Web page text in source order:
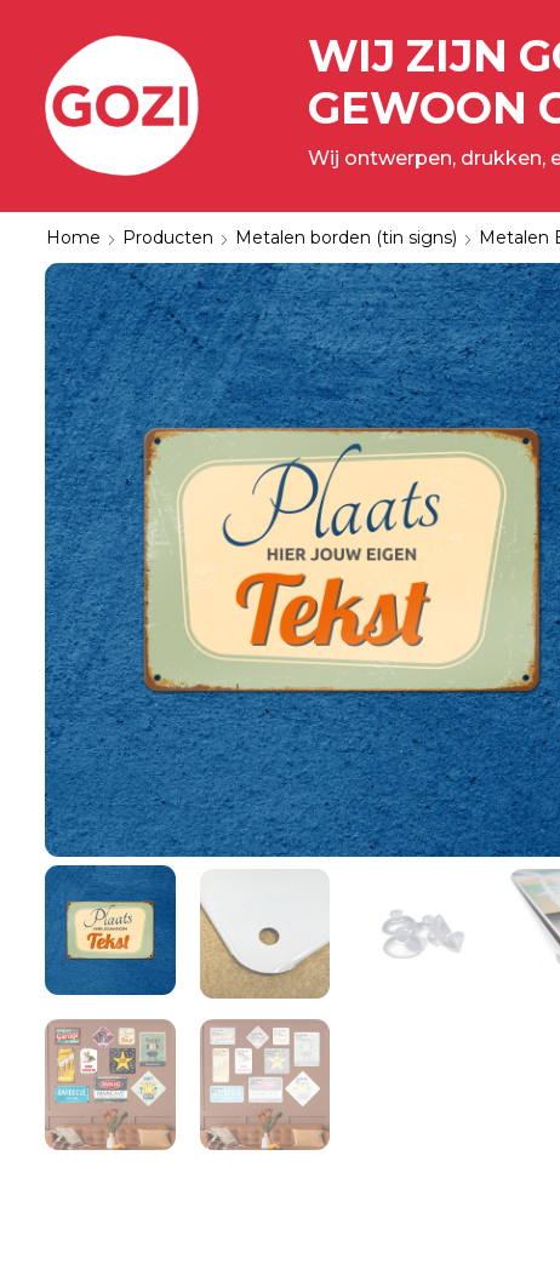
WIJ ZIJN
GEWOON
Wij ontwerpen, drukken,
Home Producten Metalen borden (tin signs) Metalen